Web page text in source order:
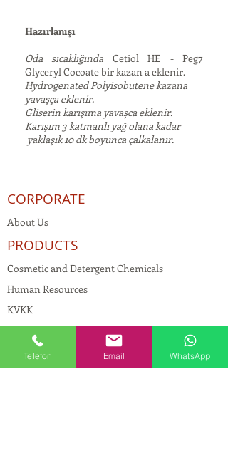
Hazırlanışı
Oda sıcaklığında Cetiol HE - Peg7
Glyceryl Cocoate bir kazan a eklenir.
Hydrogenated Polyisobutene kazana
yavaşça eklenir.
Gliserin karışıma yavaşca eklenir.
Karışım 3 katmanlı yağ olana kadar
yaklaşık 10 dk boyunca çalkalanır.
CORPORATE
About Us
PRODUCTS
Cosmetic and Detergent Chemicals
Human Resources
KVKK
Quality Policy
Textile Chemicals
Paint Construction Chemicals
Telefon Email WhatsApp